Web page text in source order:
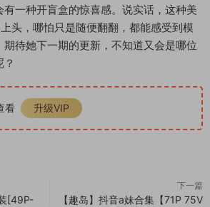
有一种开盲盒的惊喜感。说实话，这种美
头，哪怕只是随便翻翻，都能感受到模
待她下一期的更新，不知道又会是哪位
看 升级VIP
[49P-
下一篇
【趣岛】抖音a妹合集【71P 75V